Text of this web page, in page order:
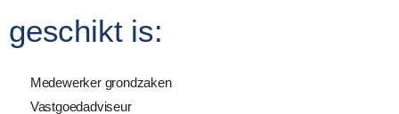
geschikt is:
Medewerker grondzaken
Vastgoedadviseur